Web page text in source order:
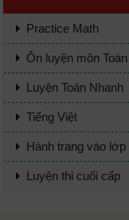
Practice Math
Ôn luyện môn Toán
Luyện Toán Nhanh
Tiếng Việt
Hành trang vào lớp
Luyện thi cuối cấp